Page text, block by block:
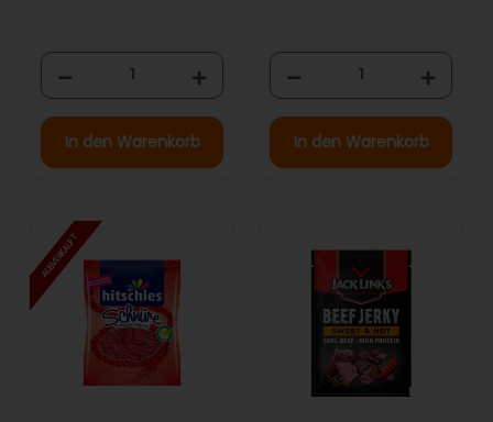
In den Warenkorb In den Warenkorb
AUSVERKAUFT